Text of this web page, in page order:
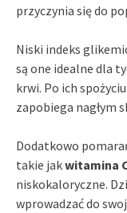
przyczynia się do
Niski indeks
są one idealne dla
krwi. Po ich
zapobiega nagłym
Dodatkowo
takie jakwitamina
niskokaloryczne.
wprowadzać do